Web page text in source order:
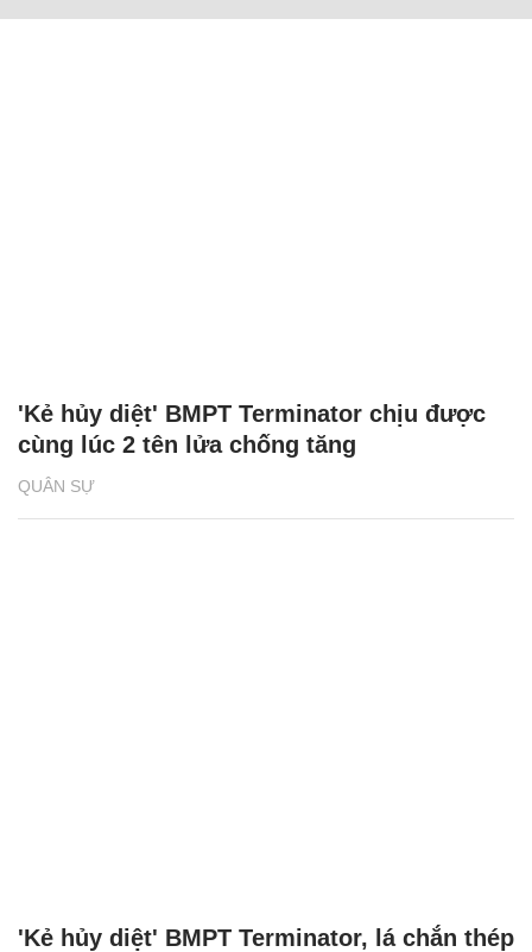
QUÂN SỰ
'Kẻ hủy diệt' BMPT Terminator chịu được
cùng lúc 2 tên lửa chống tăng
'Kẻ hủy diệt' BMPT Terminator, lá chắn thép